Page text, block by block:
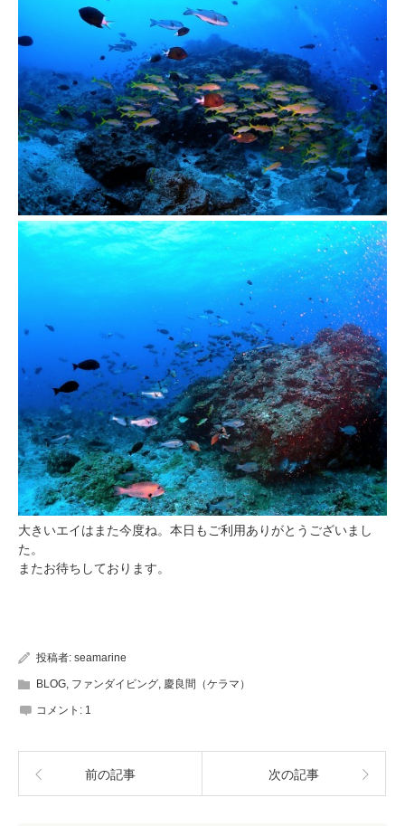
大きいエイはまた今度ね。本日もご利用ありがとうございまし
た。
またお待ちしております。
投稿者: seamarine
BLOG, ファンダイビング, 慶良間（ケラマ）
コメント: 1
前の記事 次の記事